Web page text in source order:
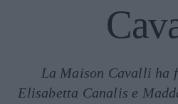
La Maison Cavalli ha
Elisabetta Canalis e